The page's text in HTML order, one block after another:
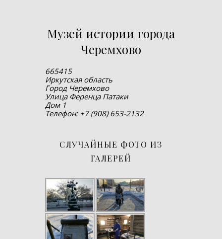
Музей истории города
Черемхово
665415
Иркутская область
Город Черемхово
Улица Ференца Патаки
Дом 1
Телефон: +7 (908) 653-2132
СЛУЧАЙНЫЕ ФОТО ИЗ
ГАЛЕРЕЙ